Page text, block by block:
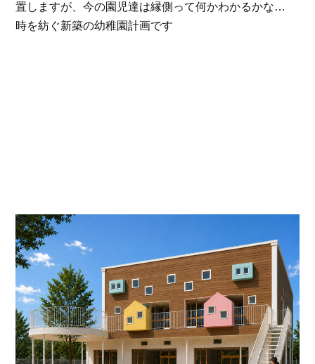
置しますが、今の園児達は縁側って何かわかるかな…
時を紡ぐ新築の幼稚園計画です